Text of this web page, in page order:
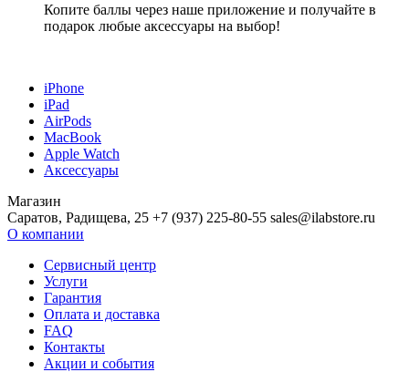
Копите баллы через наше приложение и получайте в
подарок любые аксессуары на выбор!
iPhone
iPad
AirPods
MacBook
Apple Watch
Аксессуары
Магазин
Саратов, Радищева, 25 +7 (937) 225-80-55 sales@ilabstore.ru
О компании
Сервисный центр
Услуги
Гарантия
Оплата и доставка
FAQ
Контакты
Акции и события